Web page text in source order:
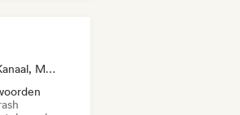
Youtube/Twitch-Kanaal, Media Outlet/Journalist